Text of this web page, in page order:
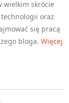
wielkim skrócie
oraz
się pracą
bloga. Więcej